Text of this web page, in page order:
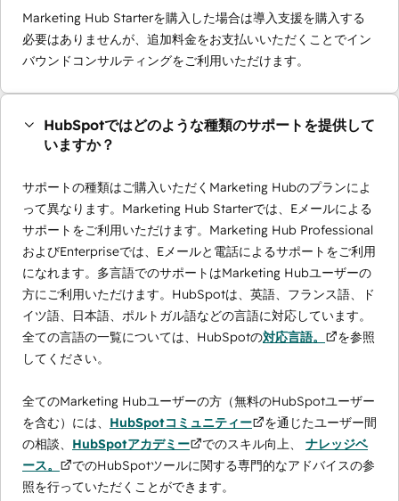
Marketing Hub Starterを購入した場合は導入支援を購入する
必要はありませんが、追加料金をお支払いいただくことでイン
バウンドコンサルティングをご利用いただけます。
HubSpotではどのような種類のサポートを提供して
いますか？
サポートの種類はご購入いただくMarketing Hubのプランによ
って異なります。Marketing Hub Starterでは、Eメールによる
サポートをご利用いただけます。Marketing Hub Professional
およびEnterpriseでは、Eメールと電話によるサポートをご利用
になれます。多言語でのサポートはMarketing Hubユーザーの
方にご利用いただけます。HubSpotは、英語、フランス語、ド
イツ語、日本語、ポルトガル語などの言語に対応しています。
全ての言語の一覧については、HubSpotの対応言語。
を参照
してください。
全てのMarketing Hubユーザーの方（無料のHubSpotユーザー
を含む）には、 HubSpotコミュニティー
を通じたユーザー間
の相談、 HubSpotアカデミー でのスキル向上、 ナレッジベ
ース。
でのHubSpotツールに関する専門的なアドバイスの参
照を行っていただくことができます。